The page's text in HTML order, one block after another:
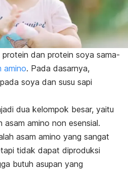
dan protein soya sama-
amino. Pada dasarnya,
soya dan susu sapi
dua kelompok besar, yaitu
asam amino non esensial.
asam amino yang sangat
tidak dapat diproduksi
butuh asupan yang